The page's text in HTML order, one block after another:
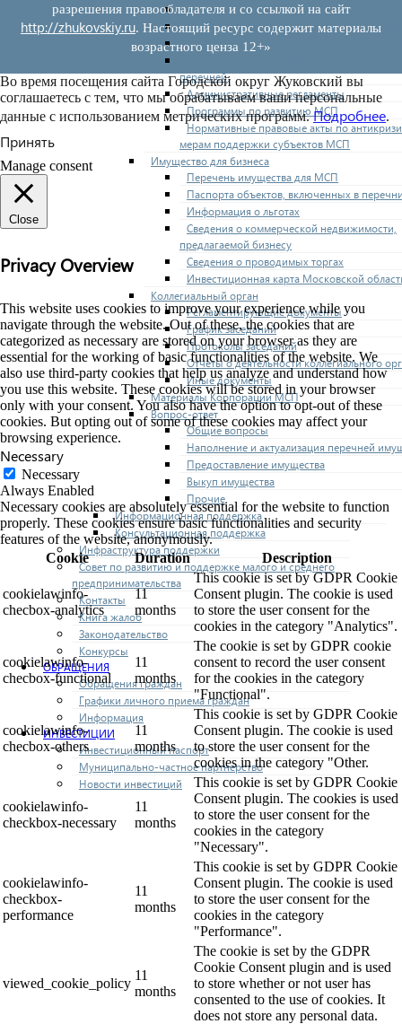
Региональное законодательство
Порядок формирования и ведения
Порядок предоставления имущества из
перечней
Административные регламенты
Программы по развитию МСП
Нормативные правовые акты по
мерам поддержки субъектов МСП
Имущество для бизнеса
Перечень имущества для МСП
Паспорта объектов, включенных в
Информация о льготах
Сведения о коммерческой недвижимости,
предлагаемой бизнесу
Сведения о проводимых торгах
Инвестиционная карта Московской
Коллегиальный орган
Регламентирующие документы
График заседаний
Протоколы заседаний
Отчеты о деятельности коллегиального
Иные документы
Материалы Корпорации МСП
Вопрос-ответ
Общие вопросы
Наполнение и актуализация перечней
Предоставление имущества
Выкуп имущества
Прочие
Информационная поддержка
Консультационная поддержка
Инфраструктура поддержки
Совет по развитию и поддержке малого и среднего
предпринимательства
Контакты
Книга жалоб
Законодательство
Конкурсы
ОБРАЩЕНИЯ
Обращения граждан
Графики личного приема граждан
Информация
ИНВЕСТИЦИИ
Инвестиционный паспорт
Муниципально-частное партнерство
Новости инвестиций
разрешения правообладателя и со ссылкой на сайт
http://zhukovskiy.ru. Настоящий ресурс содержит материалы
возрастного ценза 12+»
Во время посещения сайта Городской округ Жуковский вы
соглашаетесь с тем, что мы обрабатываем ваши персональные
данные с использованием метрических программ.Подробнее.
Принять
Manage consent
Close
Privacy Overview
This website uses cookies to improve your experience while you
navigate through the website. Out of these, the cookies that are
categorized as necessary are stored on your browser as they are
essential for the working of basic functionalities of the website. We
also use third-party cookies that help us analyze and understand how
you use this website. These cookies will be stored in your browser
only with your consent. You also have the option to opt-out of these
cookies. But opting out of some of these cookies may affect your
browsing experience.
Necessary
Necessary
Always Enabled
Necessary cookies are absolutely essential for the website to function
properly. These cookies ensure basic functionalities and security
features of the website, anonymously.
Cookie
Duration Description
cookielawinfo-
checbox-analytics
11
months
This cookie is set by GDPR Cookie
Consent plugin. The cookie is used
to store the user consent for the
cookies in the category "Analytics".
cookielawinfo-
checbox-functional
11
months
The cookie is set by GDPR cookie
consent to record the user consent
for the cookies in the category
"Functional".
cookielawinfo-
checbox-others
11
months
This cookie is set by GDPR Cookie
Consent plugin. The cookie is used
to store the user consent for the
cookies in the category "Other.
cookielawinfo-
checkbox-necessary
11
months
This cookie is set by GDPR Cookie
Consent plugin. The cookies is used
to store the user consent for the
cookies in the category
"Necessary".
cookielawinfo-
checkbox-
performance
11
months
This cookie is set by GDPR Cookie
Consent plugin. The cookie is used
to store the user consent for the
cookies in the category
"Performance".
viewed_cookie_policy
11
months
The cookie is set by the GDPR
Cookie Consent plugin and is used
to store whether or not user has
consented to the use of cookies. It
does not store any personal data.